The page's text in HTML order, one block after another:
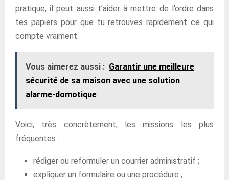
pratique, il peut aussi t’aider à mettre de l’ordre dans
tes papiers pour que tu retrouves rapidement ce qui
compte vraiment.
Vous aimerez aussi : Garantir une meilleure
sécurité de sa maison avec une solution
alarme-domotique
Voici, très concrètement, les missions les plus
fréquentes :
rédiger ou reformuler un courrier administratif ;
expliquer un formulaire ou une procédure ;